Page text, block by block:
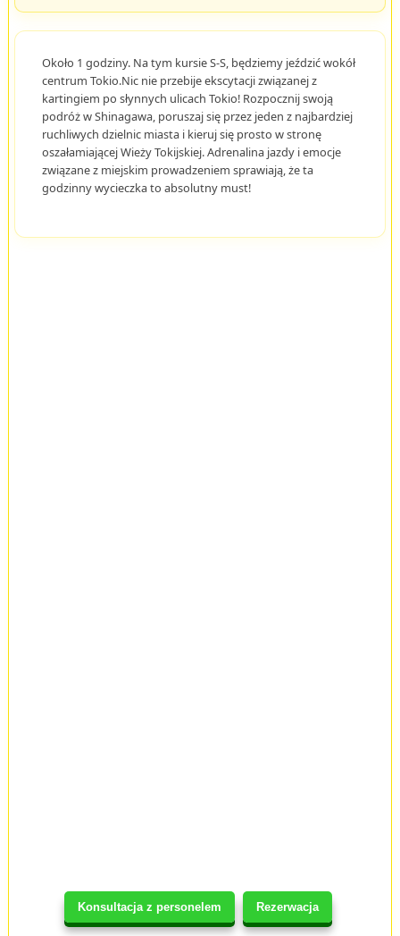
Konsultacja z personelem Rezerwacja
Około 1 godziny. Na tym kursie S-S, będziemy jeździć wokół
centrum Tokio.Nic nie przebije ekscytacji związanej z
kartingiem po słynnych ulicach Tokio! Rozpocznij swoją
podróż w Shinagawa, poruszaj się przez jeden z najbardziej
ruchliwych dzielnic miasta i kieruj się prosto w stronę
oszałamiającej Wieży Tokijskiej. Adrenalina jazdy i emocje
związane z miejskim prowadzeniem sprawiają, że ta
godzinny wycieczka to absolutny must!